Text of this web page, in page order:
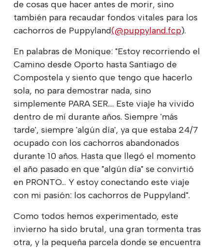
de cosas que hacer antes de morir, sino
también para recaudar fondos vitales para los
cachorros de Puppyland(@puppyland.fcp).
En palabras de Monique: "Estoy recorriendo el
Camino desde Oporto hasta Santiago de
Compostela y siento que tengo que hacerlo
sola, no para demostrar nada, sino
simplemente PARA SER.... Este viaje ha vivido
dentro de mí durante años. Siempre 'más
tarde', siempre 'algún día', ya que estaba 24/7
ocupado con los cachorros abandonados
durante 10 años. Hasta que llegó el momento
el año pasado en que "algún día" se convirtió
en PRONTO... Y estoy conectando este viaje
con mi pasión: los cachorros de Puppyland".
Como todos hemos experimentado, este
invierno ha sido brutal, una gran tormenta tras
otra, y la pequeña parcela donde se encuentra